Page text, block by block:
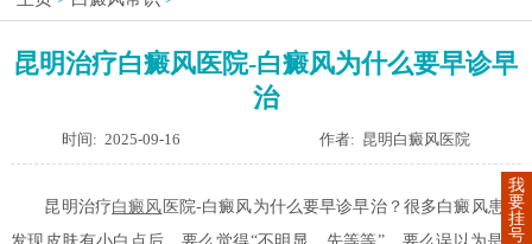
昆明治疗白癜风医院-白癜风为什么要早诊早
治
时间: 2025-09-16 作者: 昆明白癜风医院
昆明治疗白癜风 医院-白癜风为什么要早诊早治？很多白癜风患者
我
要
挂
号